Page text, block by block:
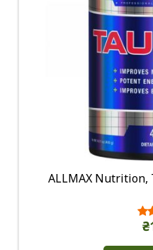
ALLMAX Nutrition,